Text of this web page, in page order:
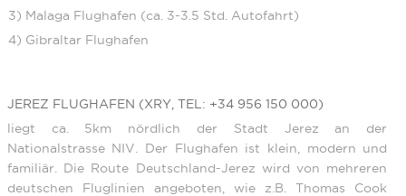
3) Malaga Flughafen (ca. 3-3.5 Std. Autofahrt)
4) Gibraltar Flughafen
JEREZ FLUGHAFEN (XRY, TEL: +34 956 150 000)
liegt ca. 5km nördlich der Stadt Jerez an der
Nationalstrasse NIV. Der Flughafen ist klein, modern und
familiär. Die Route Deutschland-Jerez wird von mehreren
deutschen Fluglinien angeboten, wie z.B. Thomas Cook